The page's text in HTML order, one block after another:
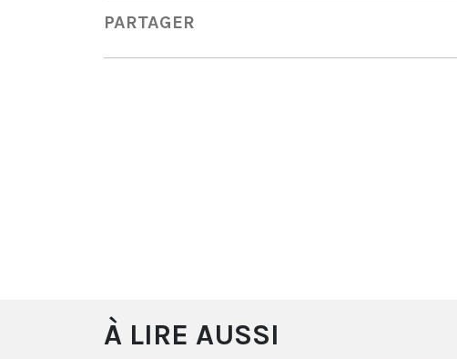
PARTAGER
À LIRE AUSSI